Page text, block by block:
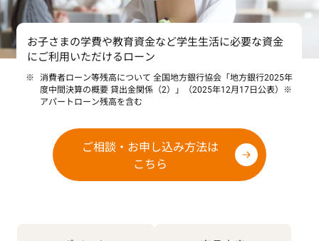
お子さまの学費や教育資金など学生生活に必要な資金
にご利用いただけるローン
消費者ローン等残高について 全国地方銀行協会「地方銀行2025年
度中間決算の概要 貸出金関係（2）」（2025年12月17日公表）※
アパートローン残高を含む
ご相談・お申し込み方法は
こちら